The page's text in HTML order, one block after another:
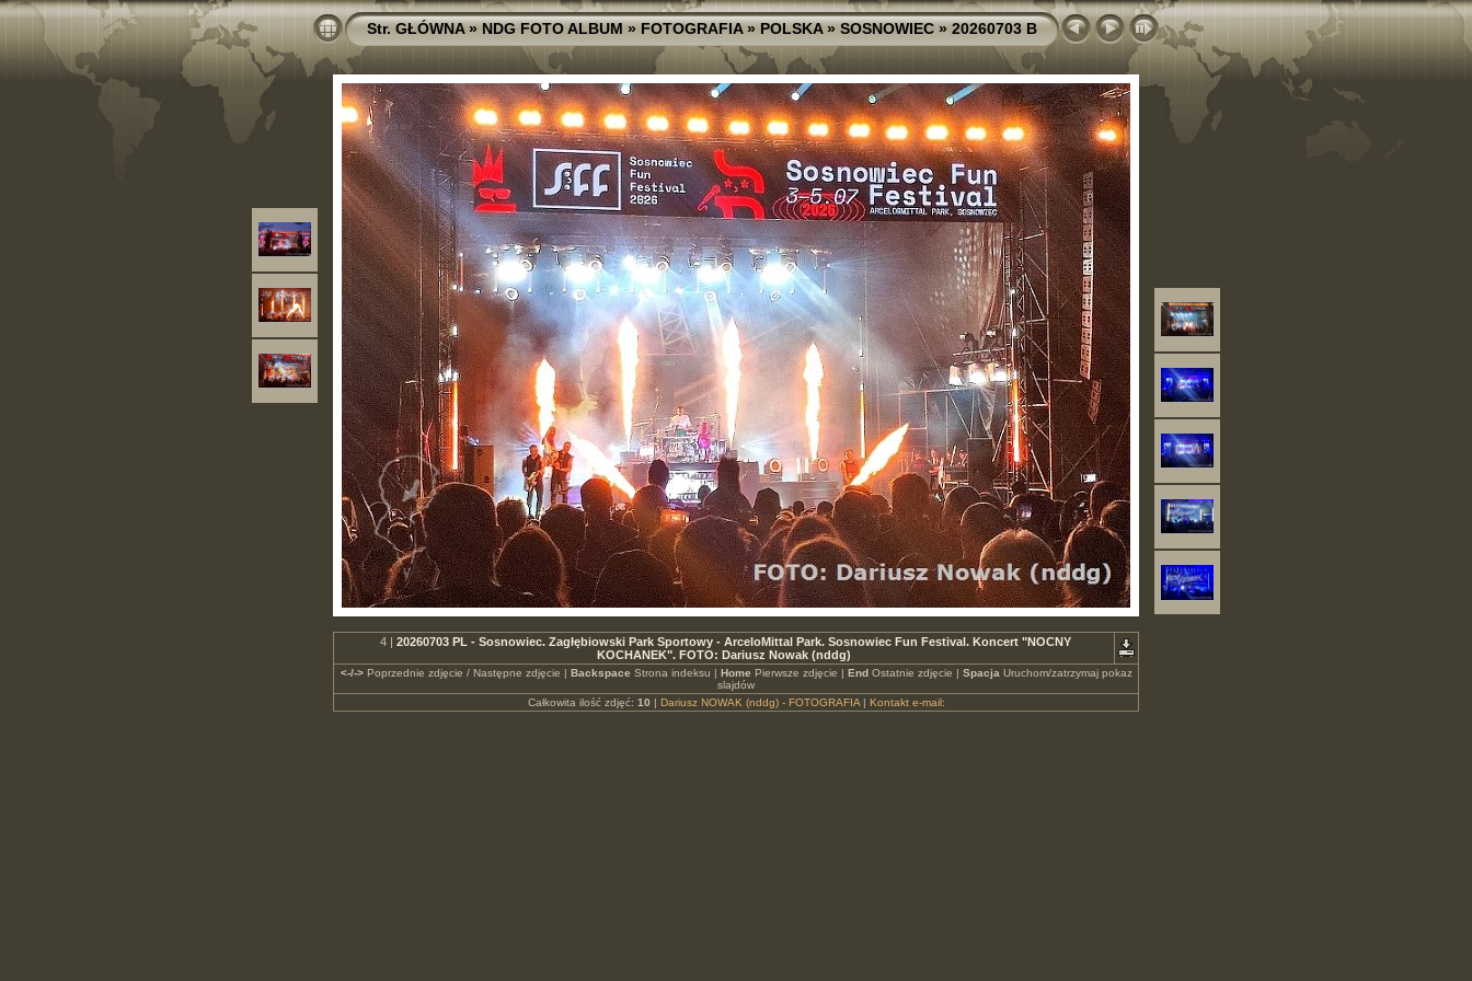
Str. GŁÓWNA»NDG FOTO ALBUM»FOTOGRAFIA»POLSKA»SOSNOWIEC»20260703 B
4 | 20260703 PL - Sosnowiec. Zagłębiowski Park Sportowy - ArceloMittal Park. Sosnowiec Fun Festival. Koncert "NOCNY
KOCHANEK". FOTO: Dariusz Nowak (nddg)
<-/->Poprzednie zdjęcie / Następne zdjęcie | Backspace Strona indeksu | Home Pierwsze zdjęcie | EndOstatnie zdjęcie | Spacja Uruchom/zatrzymaj pokaz
slajdów
Całkowita ilość zdjęć: 10 | Dariusz NOWAK (nddg) - FOTOGRAFIA| Kontakt e-mail: